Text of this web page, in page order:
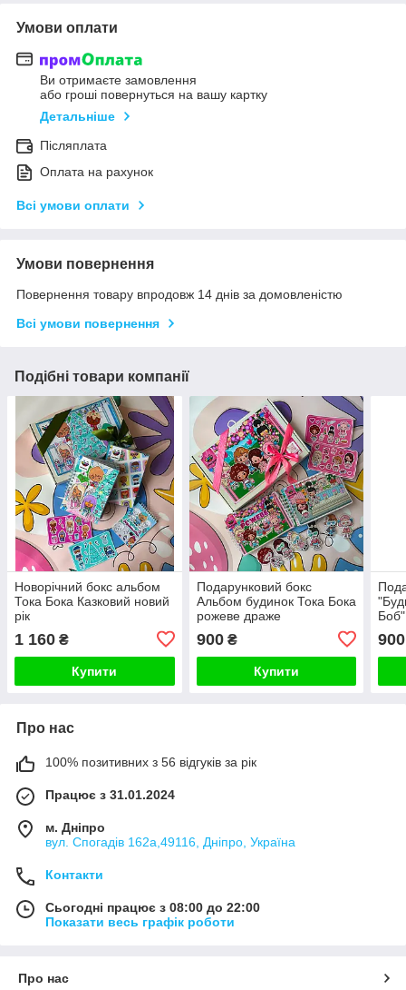
Умови оплати
Ви отримаєте замовлення
або гроші повернуться на вашу картку
Детальніше
Післяплата
Оплата на рахунок
Всі умови оплати
Умови повернення
Повернення товару впродовж 14 днів за домовленістю
Всі умови повернення
Подібні товари компанії
Новорічний бокс альбом
Тока Бока Казковий новий
рік
1 160 ₴
Купити
Подарунковий бокс
Альбом будинок Тока Бока
рожеве драже
900₴
Купити
900
Про нас
100% позитивних з 56 відгуків за рік
Працює з 31.01.2024
м. Дніпро
вул. Спогадів 162а,49116, Дніпро, Україна
Контакти
Сьогодні працює з 08:00 до 22:00
Показати весь графік роботи
Про нас